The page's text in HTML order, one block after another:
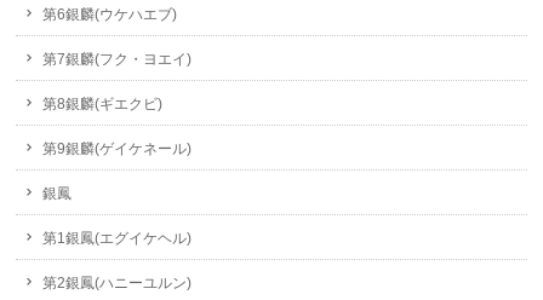
第6銀麟(ウケハエブ)
第7銀麟(フク・ヨエイ)
第8銀麟(ギエクビ)
第9銀麟(ゲイケネール)
銀鳳
第1銀鳳(エグイケヘル)
第2銀鳳(ハニーユルン)